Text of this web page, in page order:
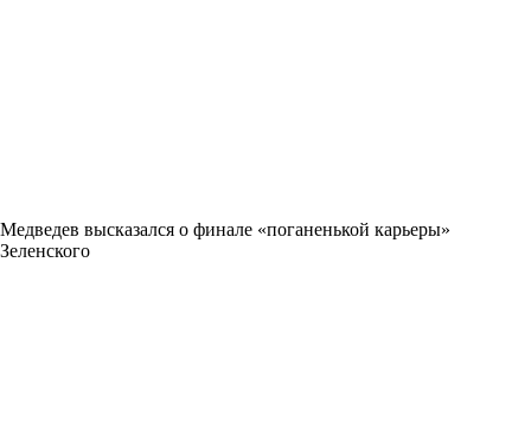
Медведев высказался о финале «поганенькой карьеры»
Зеленского